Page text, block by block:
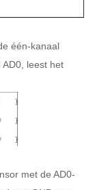
één-kanaal
leest het
met de AD0-